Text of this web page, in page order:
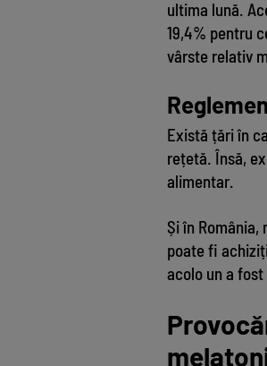
ultima lună.
19,4% pentru
vârste relativ
Există țări în
rețetă. Însă,
alimentar.
Și în
poate fi
acolo un a